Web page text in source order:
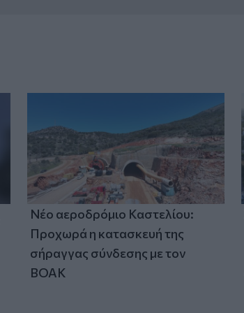
Νέο αεροδρόμιο Καστελίου:
Προχωρά η κατασκευή της
σήραγγας σύνδεσης με τον
ΒΟΑΚ